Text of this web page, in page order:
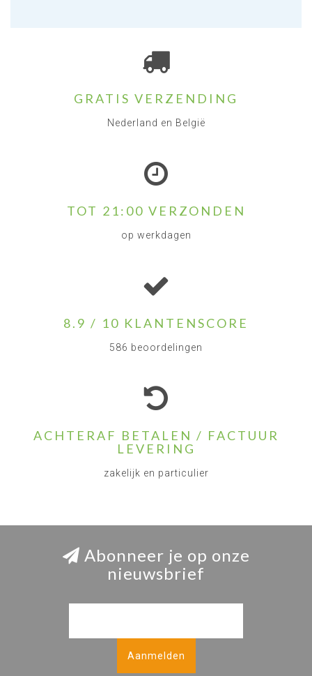
GRATIS VERZENDING
Nederland en België
TOT 21:00 VERZONDEN
op werkdagen
8.9 / 10 KLANTENSCORE
586 beoordelingen
ACHTERAF BETALEN / FACTUUR
LEVERING
zakelijk en particulier
Abonneer je op onze
nieuwsbrief
Aanmelden